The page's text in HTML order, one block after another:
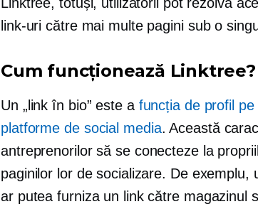
link-uri către mai multe pagini sub o
Cum funcționează Linktree?
Un „link în bio” este a funcția de profil
platforme de social media. Această
antreprenorilor să se conecteze la
paginilor lor de socializare. De exemplu,
ar putea furniza un link către magazinul